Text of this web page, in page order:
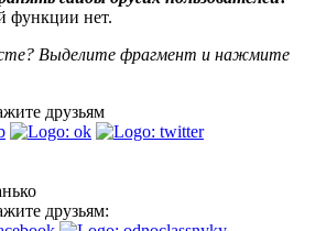
функции нет.
Выделите фрагмент и нажмите
друзьям
друзьям: